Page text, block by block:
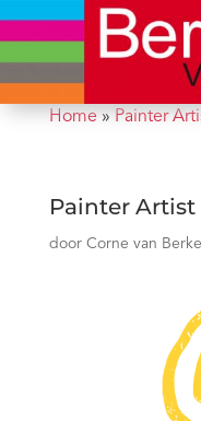
Home» Painter
Painter Artist
door Corne van Berkel